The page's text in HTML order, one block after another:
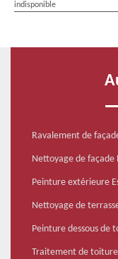
indisponible
Ravalement de
Nettoyage de façade
Peinture extérieure
Nettoyage de
Peinture dessous de
Traitement de